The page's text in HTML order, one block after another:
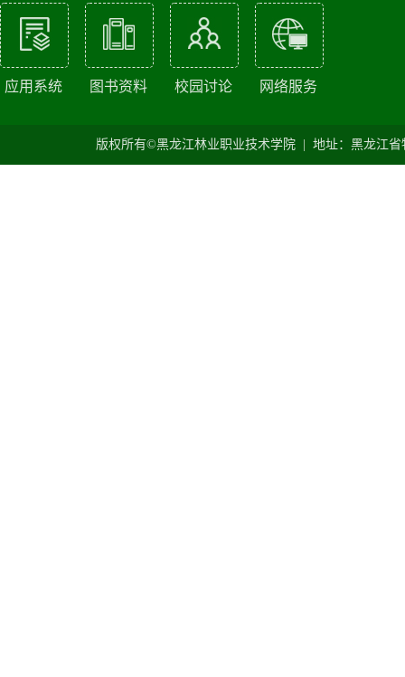
应用系统 图书资料 校园讨论 网络服务
版权所有©黑龙江林业职业技术学院 | 地址：黑龙江